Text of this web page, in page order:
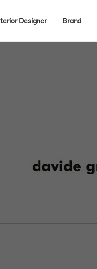
Designer Brand